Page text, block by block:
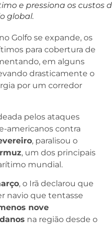
e pressiona os custos
global.
Golfo se expande, os
para cobertura de
em alguns
drasticamente o
por um corredor
pelos ataques
americanos contra
, paralisou o
, um dos principais
mundial.
, o Irã declarou que
navio que tentasse
nove
na região desde o